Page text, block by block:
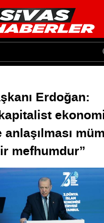
Erdoğan:
mefhumdur”